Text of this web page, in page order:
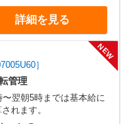
詳細を見る
］
NEW
管理
翌朝5時までは基本給に
れます。